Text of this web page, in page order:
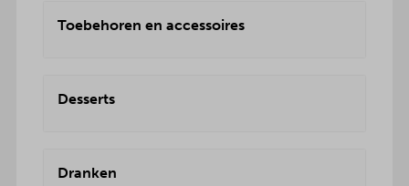
Toebehoren en accessoires
Desserts
Dranken